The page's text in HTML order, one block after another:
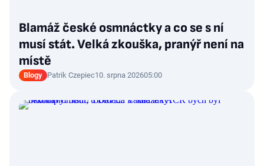
Blamáž české osmnáctky a co se s ní
musí stát. Velká zkouška, pranýř není na
místě
Blogy Patrik Czepiec10. srpna 202605:00